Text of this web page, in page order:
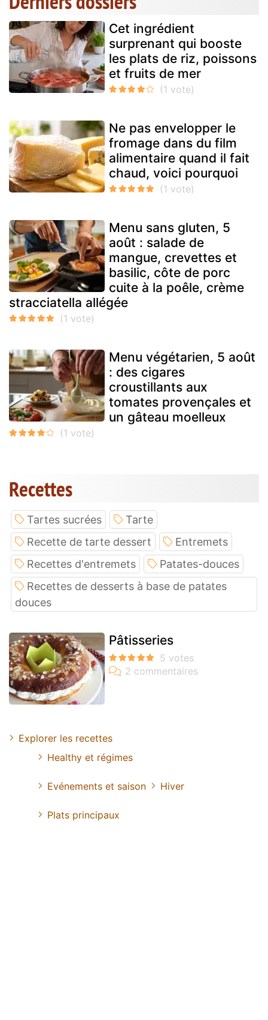
Cet ingrédient
surprenant qui booste
les plats de riz, poissons
et fruits de mer
Ne pas envelopper le
fromage dans du film
alimentaire quand il fait
chaud, voici pourquoi
Menu sans gluten, 5
août : salade de
mangue, crevettes et
basilic, côte de porc
cuite à la poêle, crème
stracciatella allégée
Menu végétarien, 5 août
: des cigares
croustillants aux
tomates provençales et
un gâteau moelleux
Recettes
Tartes sucrées
Tarte
Recette de tarte dessert
Entremets
Recettes d'entremets
Patates-douces
Recettes de desserts à base de patates
douces
Pâtisseries
Explorer les recettes
Healthy et régimes
Evénements et saison Hiver
Plats principaux